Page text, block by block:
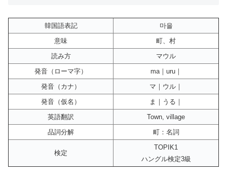
韓国語表記
마을
意味
町、村
読み方
マウル
発音（ローマ字）
ma｜uru｜
発音（カナ）
マ｜ウル｜
発音（仮名）
ま｜うる｜
英語翻訳
Town, village
品詞分解
町：名詞
検定
TOPIK1
ハングル検定3級